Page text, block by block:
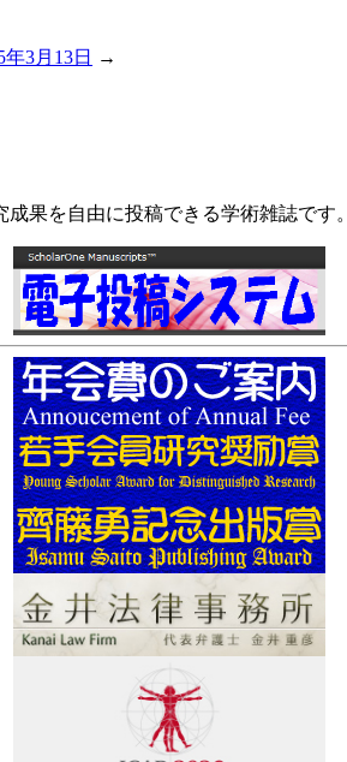
3月13日 →
成果を自由に投稿できる学術雑誌です。